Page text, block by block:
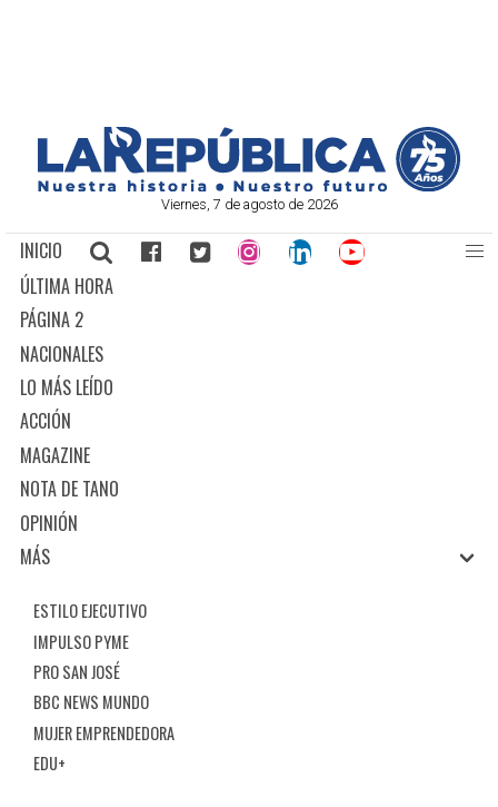
Viernes, 7 de agosto de 2026
INICIO
ÚLTIMA HORA
PÁGINA 2
NACIONALES
LO MÁS LEÍDO
ACCIÓN
MAGAZINE
NOTA DE TANO
OPINIÓN
MÁS
ESTILO EJECUTIVO
IMPULSO PYME
PRO SAN JOSÉ
BBC NEWS MUNDO
MUJER EMPRENDEDORA
EDU+